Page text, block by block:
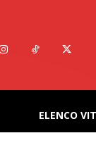
ELENCO